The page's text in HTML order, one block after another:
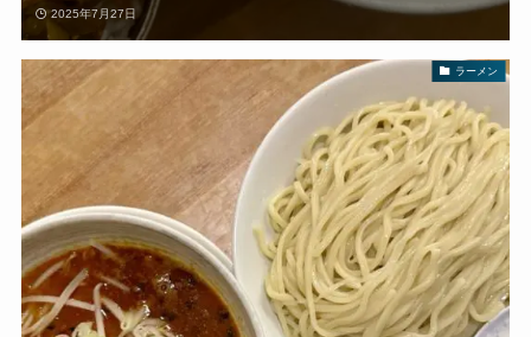
2025年7月27日
ラーメン